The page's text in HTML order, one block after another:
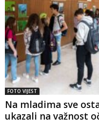
FOTO VIJEST
Na mladima sve
ukazali na važnost